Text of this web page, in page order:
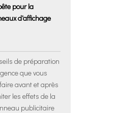
pour la
d'affichage
de préparation
que vous
avant et après
les effets de la
publicitaire